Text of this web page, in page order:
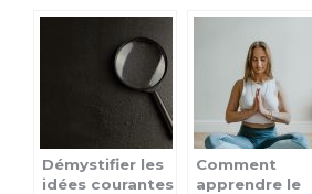
pour femmes ?
Démystifier les
idées courantes
Comment
apprendre le